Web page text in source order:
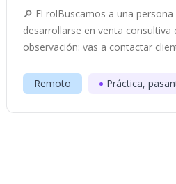
🔎 El rolBuscamos a una
desarrollarse en venta
observación: vas a contactar
Remoto Práctica,